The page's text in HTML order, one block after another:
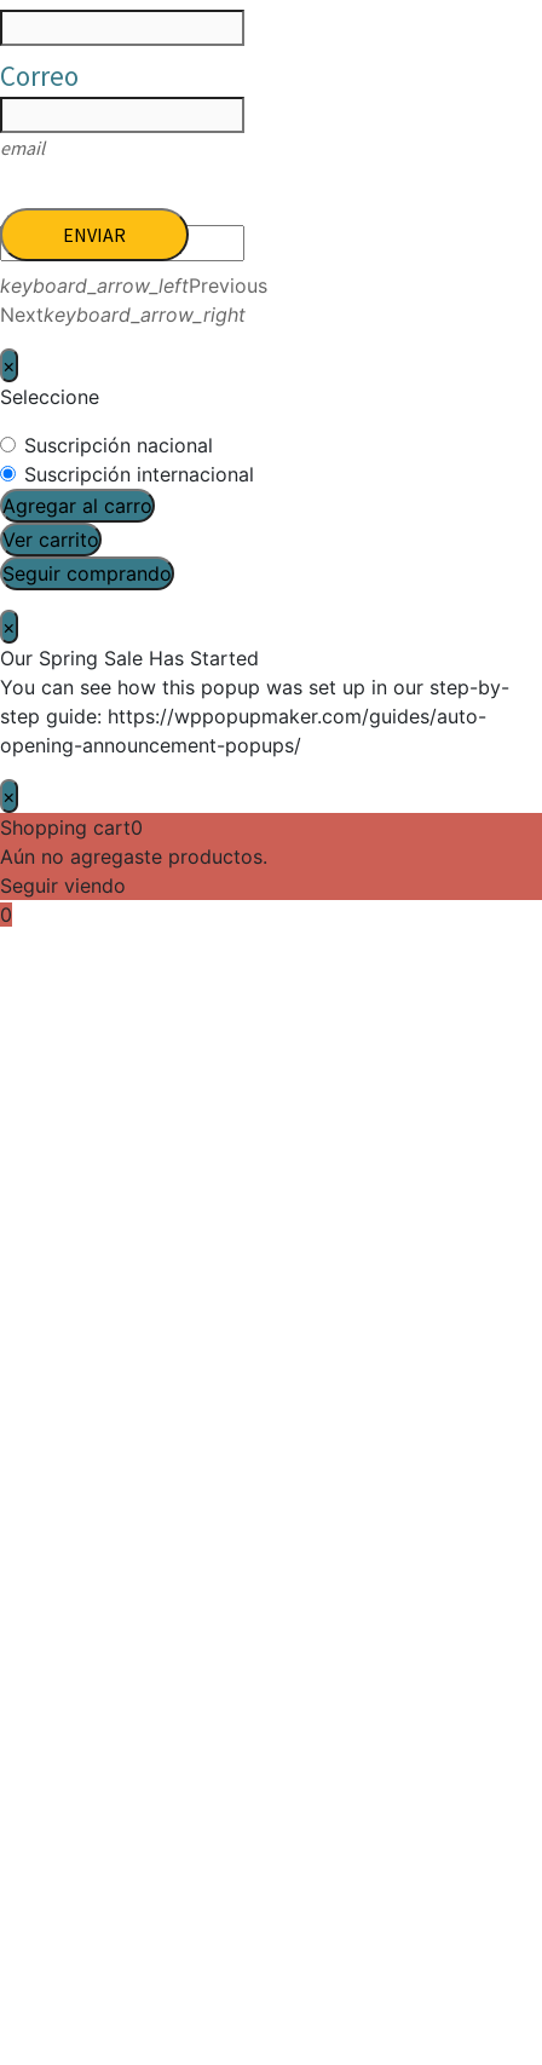
Correo
email
ENVIAR
keyboard_arrow_leftPrevious
Nextkeyboard_arrow_right
×
Seleccione
Suscripción nacional
Suscripción internacional
Agregar al carro
Ver carrito
Seguir comprando
×
Our Spring Sale Has Started
You can see how this popup was set up in our step-by-
step guide: https://wppopupmaker.com/guides/auto-
opening-announcement-popups/
×
Shopping cart0
Aún no agregaste productos.
Seguir viendo
0